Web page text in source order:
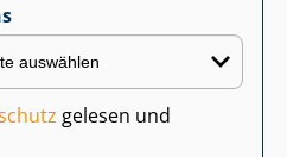
gelesen und